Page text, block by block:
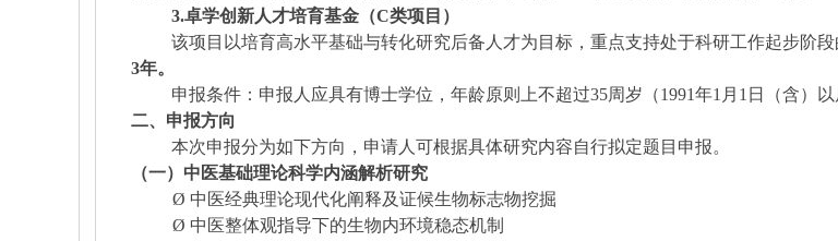
3.卓学创新人才培育基金（C类项目）
该项目以培育高水平基础与转化研究后备人才为目标，重点支持处于科研工作起步阶段
3年。
申报条件：申报人应具有博士学位，年龄原则上不超过35周岁（1991年1月1日（含）
二、申报方向
本次申报分为如下方向，申请人可根据具体研究内容自行拟定题目申报。
（一）中医基础理论科学内涵解析研究
Ø 中医经典理论现代化阐释及证候生物标志物挖掘
Ø 中医整体观指导下的生物内环境稳态机制